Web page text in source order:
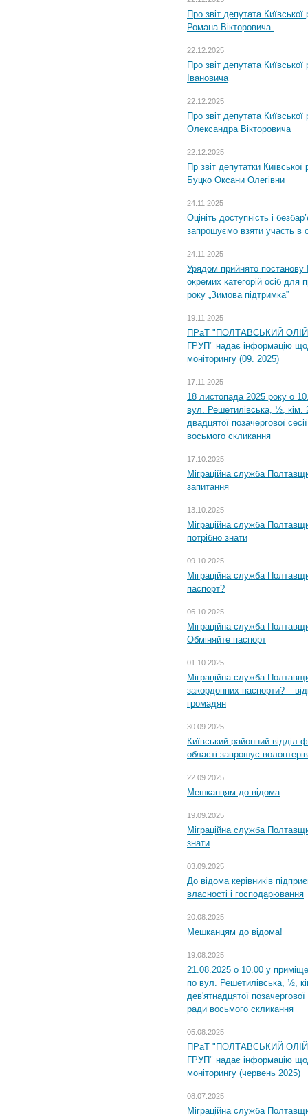
Про звіт депутата
Романа Вікторовича.
22.12.2025
Про звіт депутата
Івановича
22.12.2025
Про звіт депутата
Олександра Вікторовича
22.12.2025
Пр звіт депутатки
Буцко Оксани Олегівни
24.11.2025
Оцініть доступність і
запрошуємо взяти участь в
24.11.2025
Урядом прийнято постанову
окремих категорій осіб для
року „Зимова підтримка”
19.11.2025
ПРаТ "ПОЛТАВСЬКИЙ
ГРУП" надає інформацію
моніторингу (09. 2025)
17.11.2025
18 листопада 2025 року о
вул. Решетилівська, ½, кім.
двадцятої позачергової
восьмого скликання
17.10.2025
Міграційна служба
запитання
13.10.2025
Міграційна служба
потрібно знати
09.10.2025
Міграційна служба
паспорт?
06.10.2025
Міграційна служба
Обміняйте паспорт
01.10.2025
Міграційна служба
закордонних паспорти? –
громадян
30.09.2025
Київський районний відділ
області запрошує
22.09.2025
Мешканцям до відома
19.09.2025
Міграційна служба
знати
03.09.2025
До відома керівників
власності і господарювання
20.08.2025
Мешканцям до відома!
19.08.2025
21.08.2025 о 10.00 у
по вул. Решетилівська, ½,
дев'ятнадцятої
ради восьмого скликання
05.08.2025
ПРаТ "ПОЛТАВСЬКИЙ
ГРУП" надає інформацію
моніторингу (червень 2025)
08.07.2025
Міграційна служба